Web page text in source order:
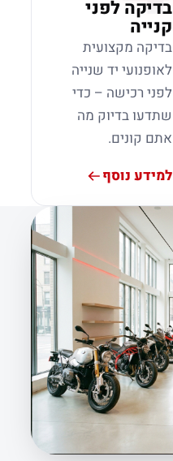
בדיקה לפני
קנייה
בדיקה מקצועית
לאופנועי יד שנייה
לפני רכישה – כדי
שתדעו בדיוק מה
אתם קונים.
למידע נוסף